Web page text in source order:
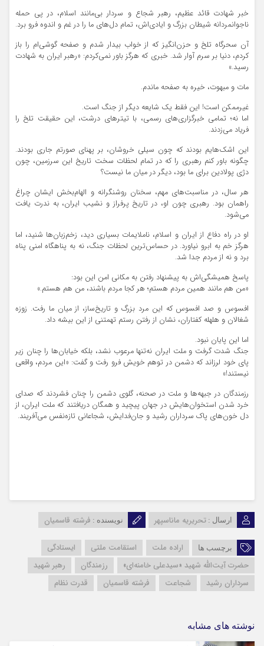
خبر شهادت قائد عظیم، رهبر شجاع و سردار بی‌مانند اسلام، در پی حمله
ناجوانمردانه شیطان بزرگ و ایادی‌اش، تمام دل‌های ما را در غم و اندوه فرو برد.
آن سحرگاه تلخ و حزن‌انگیز که از خواب بیدار شدم و صفحه گوشی‌ام را باز
کردم، دنیا بر سرم آوار شد. خبری که هرگز باور نمی‌کردم: «رهبر ایران به شهادت
رسید.»
مات و مبهوت، خیره به صفحه ماندم.
غیرممکن است! این فقط یک شایعه دیگر از جنگ است.
اما نه؛ تمامی خبرگزاری‌های رسمی، با تیترهای درشت، این حقیقت تلخ را
فریاد می‌زدند.
این اشک‌هایم بودند که چون سیلی خروشان، بر پهنای صورتم جاری بودند.
چگونه باور کنم رهبری را که در تمام لحظات سخت تاریخ این سرزمین، چون
دژی پولادین برای ما بود، دیگر در میان ما نیست؟
هر سال، در مناسبت‌های مهم، سخنان روشنگرانه و الهام‌بخش ایشان چراغ
راهمان بود. رهبری چون او، در تاریخ پرفراز و نشیب ایران، به ندرت یافت
می‌شود.
او در راه دفاع از ایران و اسلام، ناملایمات بسیاری دید، زخم‌زبان‌ها شنید، اما
هرگز خم به ابرو نیاورد. در حساس‌ترین لحظات جنگ، نه به پناهگاه امنی پناه
برد و نه از مردم جدا شد.
پاسخ همیشگی‌اش به پیشنهاد رفتن به مکانی امن این بود:
«من هم مانند همین مردم هستم؛ هر کجا مردم باشند، من هم هستم.»
افسوس و صد افسوس که این مرد بزرگ و تاریخ‌ساز، از میان ما رفت. زوزه
شغالان و هلهله کفتاران، نشان از رفتن رستم تهمتنی از این بیشه داد.
اما این پایان نبود.
جنگ شدت گرفت و ملت ایران نه‌تنها مرعوب نشد، بلکه خیابان‌ها را چنان زیر
پای خود لرزاند که دشمن در توهم خویش فرو رفت و گفت: «این مردم، واقعی
نیستند!»
رزمندگان در جبهه‌ها و ملت در صحنه، گلوی دشمن را چنان فشردند که صدای
خرد شدن استخوان‌هایش در جهان پیچید و همگان دریافتند که ملت ایران، از
دل خون‌های پاک سرداران رشید و جان‌فدایش، شجاعانی تازه‌نفس می‌آفریند.
ارسال : تحریریه ماناسپهر نویسنده : فرشته قاسمیان
برچسب ها اراده ملت استقامت ملتی
ایستادگی
حضرت آیت‌الله شهید «سیدعلی خامنه‌ای»
رزمندگان
رهبر شهید
سرداران رشید
شجاعت فرشته قاسمیان قدرت نظام
نوشته های مشابه